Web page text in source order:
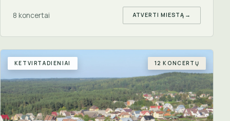
8 koncertai ATVERTI MIESTĄ →
KETVIRTADIENIAI 12 KONCERTŲ